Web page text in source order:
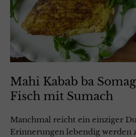
Mahi Kabab ba
Fisch mit Sumach
Manchmal reicht ein einziger
Erinnerungen lebendig werden